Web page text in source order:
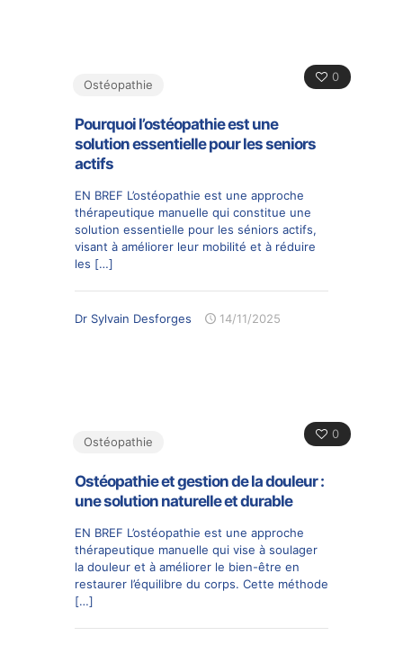
0
Ostéopathie
Pourquoi l’ostéopathie est une
solution essentielle pour les seniors
actifs
EN BREF L’ostéopathie est une approche
thérapeutique manuelle qui constitue une
solution essentielle pour les séniors actifs,
visant à améliorer leur mobilité et à réduire
les […]
Dr Sylvain Desforges 14/11/2025
0
Ostéopathie
Ostéopathie et gestion de la douleur :
une solution naturelle et durable
EN BREF L’ostéopathie est une approche
thérapeutique manuelle qui vise à soulager
la douleur et à améliorer le bien-être en
restaurer l’équilibre du corps. Cette méthode
[…]